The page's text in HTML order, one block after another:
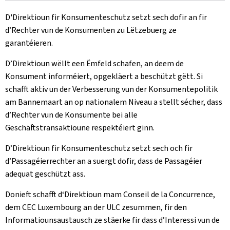
D'Direktioun fir Konsumenteschutz setzt sech dofir an fir
d’Rechter vun de Konsumenten zu Lëtzebuerg ze
garantéieren.
D’Direktioun wëllt een Ëmfeld schafen, an deem de
Konsument informéiert, opgekläert a beschützt gëtt. Si
schafft aktiv un der Verbesserung vun der Konsumentepolitik
am Bannemaart an op nationalem Niveau a stellt sécher, dass
d’Rechter vun de Konsumente bei alle
Geschäftstransaktioune respektéiert ginn.
D’Direktioun fir Konsumenteschutz setzt sech och fir
d’Passagéierrechter an a suergt dofir, dass de Passagéier
adequat geschützt ass.
Donieft schafft d‘Direktioun mam Conseil de la Concurrence,
dem CEC Luxembourg an der ULC zesummen, fir den
Informatiounsaustausch ze stäerke fir dass d’Interessi vun de